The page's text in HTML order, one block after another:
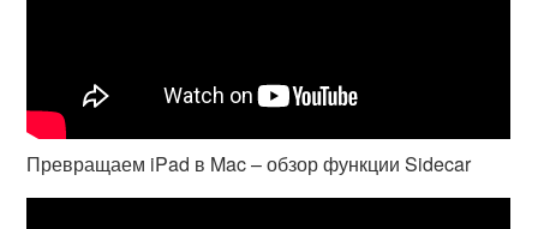
Превращаем iPad в Mac – обзор функции Sidecar